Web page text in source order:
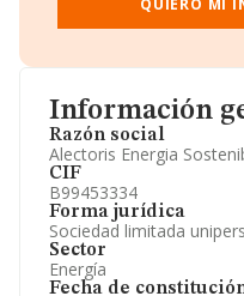
Información
Razón social
Alectoris Energia
CIF
B99453334
Forma jurídica
Sociedad limitada
Sector
Energía
Fecha de
Directivos y
Información oficial y
QUIERO MI